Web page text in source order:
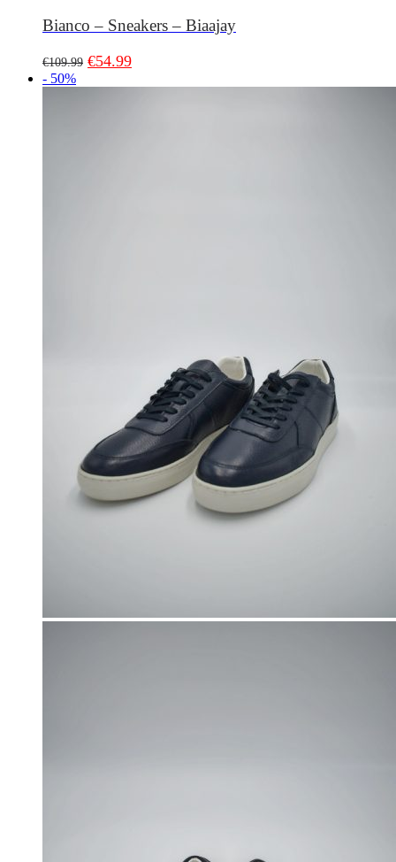
Bianco – Sneakers – Biaajay
€109.99 €54.99
- 50%